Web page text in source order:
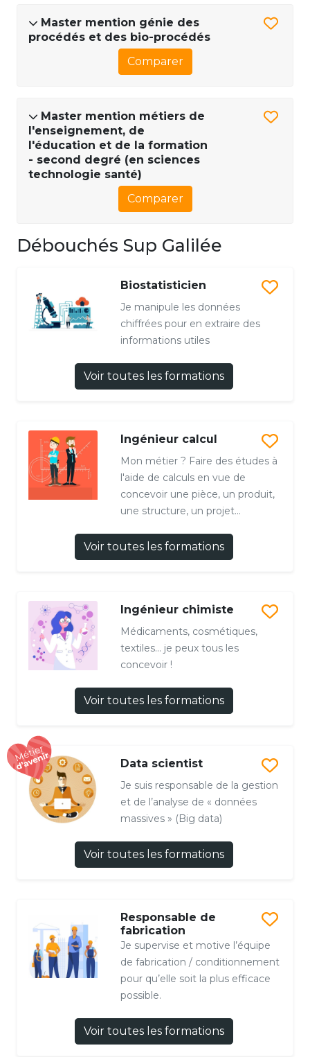
Master mention génie des
procédés et des bio-procédés
Comparer
Master mention métiers de
l'enseignement, de
l'éducation et de la formation
- second degré (en sciences
technologie santé)
Comparer
Débouchés Sup Galilée
Biostatisticien
Je manipule les données
chiffrées pour en extraire des
informations utiles
Voir toutes les formations
Ingénieur calcul
Mon métier ? Faire des études à
l'aide de calculs en vue de
concevoir une pièce, un produit,
une structure, un projet...
Voir toutes les formations
Ingénieur chimiste
Médicaments, cosmétiques,
textiles… je peux tous les
concevoir !
Voir toutes les formations
Data scientist
Je suis responsable de la gestion
et de l’analyse de « données
massives » (Big data)
Voir toutes les formations
Responsable de
fabrication
Je supervise et motive l’équipe
de fabrication / conditionnement
pour qu’elle soit la plus efficace
possible.
Voir toutes les formations